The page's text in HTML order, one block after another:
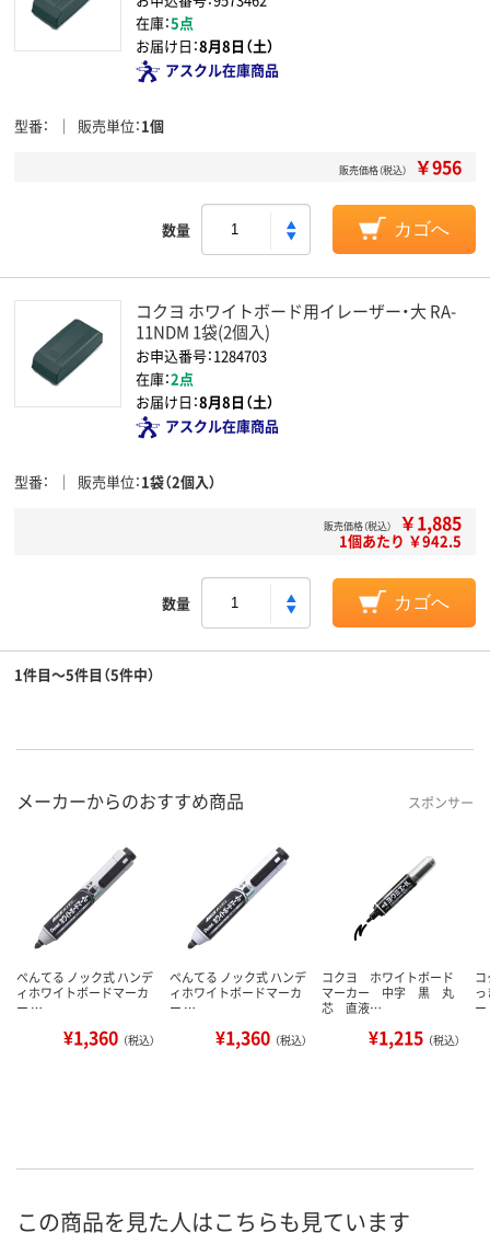
在庫：5点
お届け日：8月8日（土）
アスクル在庫商品
型番 販売単位 1個
販売価格（税込） ￥956
数量 カゴへ
コクヨ ホワイトボード用イレーザー・大 RA-
11NDM 1袋(2個入)
お申込番号：1284703
在庫：2点
お届け日：8月8日（土）
アスクル在庫商品
型番 販売単位 1袋（2個入）
販売価格（税込） ￥1,885
1個あたり ￥942.5
数量 カゴへ
1件目～5件目（5件中）
メーカーからのおすすめ商品 スポンサー
ぺんてる ノック式 ハンデ
ィホワイトボードマーカ
ー …
¥1,360 （税込）
ぺんてる ノック式 ハンデ
ィホワイトボードマーカ
ー …
¥1,360 （税込）
コクヨ ホワイトボード
マーカー 中字 黒 丸
芯 直液…
¥1,215 （税込）
この商品を見た人はこちらも見ています